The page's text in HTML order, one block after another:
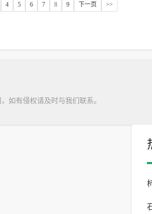
4 5 6 7 8 9 下一页 >>
如有侵权请及时与我们联系。